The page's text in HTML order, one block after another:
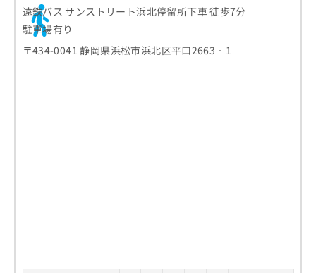
遠鉄バス サンストリート浜北停留所下車 徒歩7分
駐車場有り
〒434-0041 静岡県浜松市浜北区平口2663‐1